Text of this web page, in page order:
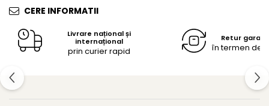
CERE INFORMATII
Livrare național și
internațional
prin curier rapid
Retur
în termen de